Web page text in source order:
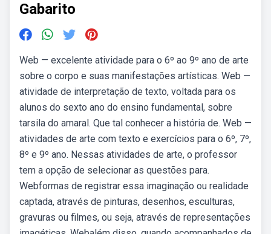
Gabarito
Web — excelente atividade para o 6º ao 9º ano de arte
sobre o corpo e suas manifestações artísticas. Web —
atividade de interpretação de texto, voltada para os
alunos do sexto ano do ensino fundamental, sobre
tarsila do amaral. Que tal conhecer a história de. Web —
atividades de arte com texto e exercícios para o 6º, 7º,
8º e 9º ano. Nessas atividades de arte, o professor
tem a opção de selecionar as questões para.
Webformas de registrar essa imaginação ou realidade
captada, através de pinturas, desenhos, esculturas,
gravuras ou filmes, ou seja, através de representações